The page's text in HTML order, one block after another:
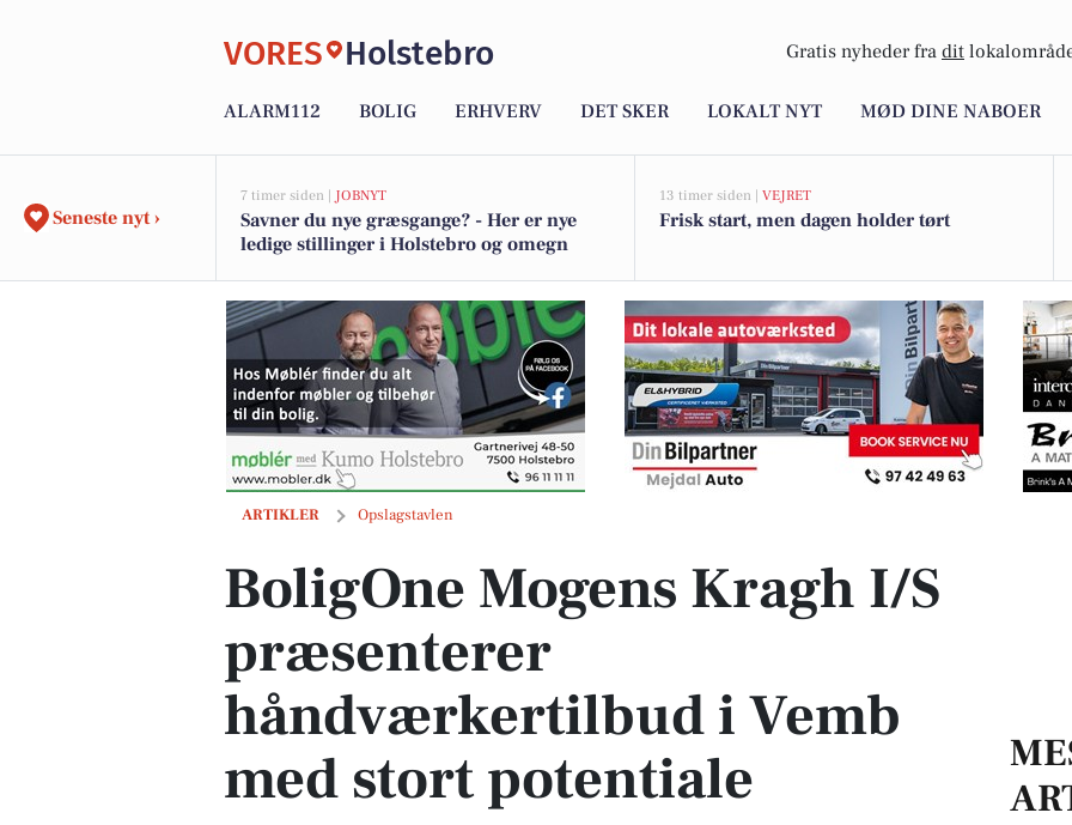
VORES Holstebro Gratis nyheder fra dit
ALARM112 BOLIG ERHVERV DET SKER LOKALT NYT MØD DINE NABOER
Seneste nyt ›
7 timer siden | JOBNYT
Savner du nye græsgange? - Her er nye
ledige stillinger i Holstebro og omegn
13 timer siden | VEJRET
Frisk start, men dagen holder tørt
ARTIKLER Opslagstavlen
BoligOne Mogens Kragh I/S præsenterer håndværkertilbud i Vemb med stort potentiale
BoligOne Mogens Kragh I/S
præsenterer
håndværkertilbud i Vemb
med stort potentiale